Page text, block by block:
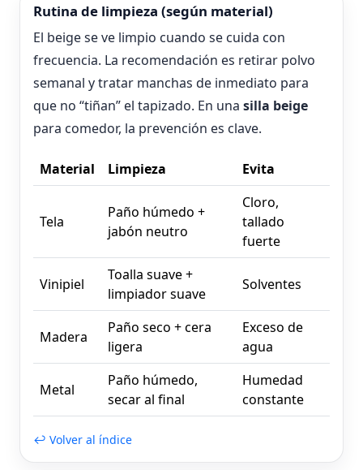
Rutina de limpieza (según material)
El beige se ve limpio cuando se cuida con
frecuencia. La recomendación es retirar polvo
semanal y tratar manchas de inmediato para
que no “tiñan” el tapizado. En una silla beige
para comedor, la prevención es clave.
Material Limpieza Evita
Tela
Paño húmedo +
jabón neutro
Cloro,
tallado
fuerte
Vinipiel
Toalla suave +
limpiador suave
Solventes
Madera
Paño seco + cera
ligera
Exceso de
agua
Metal
Paño húmedo,
secar al final
Humedad
constante
↩ Volver al índice